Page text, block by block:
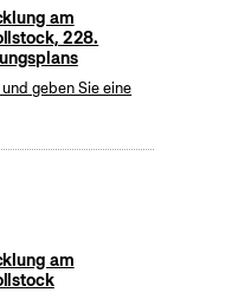
am
228.
geben Sie eine
am